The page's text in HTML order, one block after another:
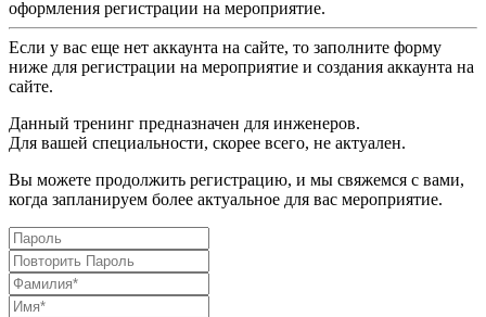
оформления регистрации на мероприятие.
Если у вас еще нет аккаунта на сайте, то заполните форму
ниже для регистрации на мероприятие и создания аккаунта на
сайте.
Данный тренинг предназначен для инженеров.
Для вашей специальности, скорее всего, не актуален.
Вы можете продолжить регистрацию, и мы свяжемся с вами,
когда запланируем более актуальное для вас мероприятие.